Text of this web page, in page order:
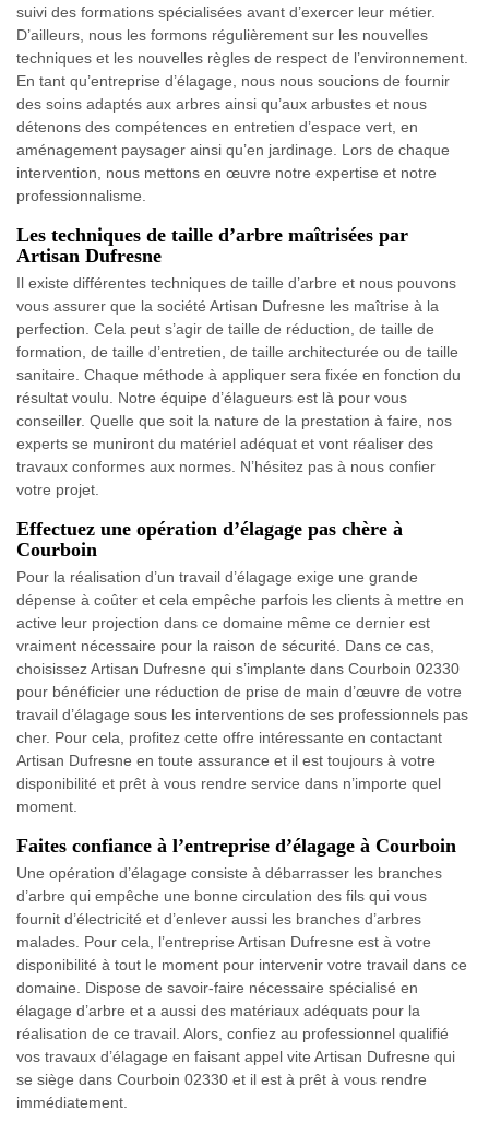
suivi des formations spécialisées avant d’exercer leur métier.
D’ailleurs, nous les formons régulièrement sur les nouvelles
techniques et les nouvelles règles de respect de l’environnement.
En tant qu’entreprise d’élagage, nous nous soucions de fournir
des soins adaptés aux arbres ainsi qu’aux arbustes et nous
détenons des compétences en entretien d’espace vert, en
aménagement paysager ainsi qu’en jardinage. Lors de chaque
intervention, nous mettons en œuvre notre expertise et notre
professionnalisme.
Les techniques de taille d’arbre maîtrisées par
Artisan Dufresne
Il existe différentes techniques de taille d’arbre et nous pouvons
vous assurer que la société Artisan Dufresne les maîtrise à la
perfection. Cela peut s’agir de taille de réduction, de taille de
formation, de taille d’entretien, de taille architecturée ou de taille
sanitaire. Chaque méthode à appliquer sera fixée en fonction du
résultat voulu. Notre équipe d’élagueurs est là pour vous
conseiller. Quelle que soit la nature de la prestation à faire, nos
experts se muniront du matériel adéquat et vont réaliser des
travaux conformes aux normes. N’hésitez pas à nous confier
votre projet.
Effectuez une opération d’élagage pas chère à
Courboin
Pour la réalisation d’un travail d’élagage exige une grande
dépense à coûter et cela empêche parfois les clients à mettre en
active leur projection dans ce domaine même ce dernier est
vraiment nécessaire pour la raison de sécurité. Dans ce cas,
choisissez Artisan Dufresne qui s’implante dans Courboin 02330
pour bénéficier une réduction de prise de main d’œuvre de votre
travail d’élagage sous les interventions de ses professionnels pas
cher. Pour cela, profitez cette offre intéressante en contactant
Artisan Dufresne en toute assurance et il est toujours à votre
disponibilité et prêt à vous rendre service dans n’importe quel
moment.
Faites confiance à l’entreprise d’élagage à Courboin
Une opération d’élagage consiste à débarrasser les branches
d’arbre qui empêche une bonne circulation des fils qui vous
fournit d’électricité et d’enlever aussi les branches d’arbres
malades. Pour cela, l’entreprise Artisan Dufresne est à votre
disponibilité à tout le moment pour intervenir votre travail dans ce
domaine. Dispose de savoir-faire nécessaire spécialisé en
élagage d’arbre et a aussi des matériaux adéquats pour la
réalisation de ce travail. Alors, confiez au professionnel qualifié
vos travaux d’élagage en faisant appel vite Artisan Dufresne qui
se siège dans Courboin 02330 et il est à prêt à vous rendre
immédiatement.